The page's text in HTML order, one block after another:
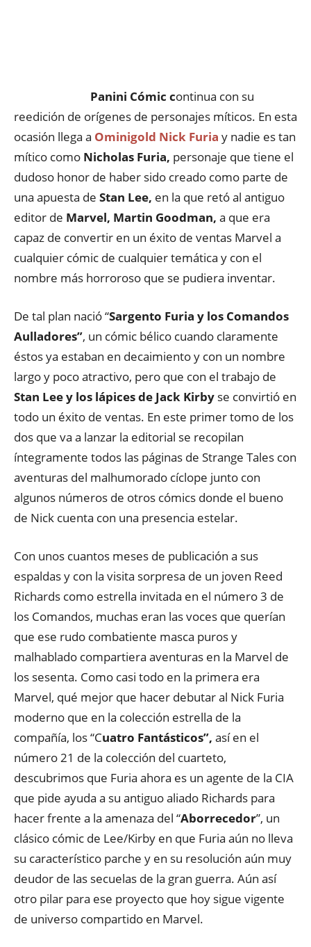
Panini Cómic continua con su
reedición de orígenes de personajes míticos. En esta
ocasión llega a Ominigold Nick Furia y nadie es tan
mítico como Nicholas Furia, personaje que tiene el
dudoso honor de haber sido creado como parte de
una apuesta de Stan Lee, en la que retó al antiguo
editor de Marvel, Martin Goodman, a que era
capaz de convertir en un éxito de ventas Marvel a
cualquier cómic de cualquier temática y con el
nombre más horroroso que se pudiera inventar.
De tal plan nació “Sargento Furia y los Comandos
Aulladores”, un cómic bélico cuando claramente
éstos ya estaban en decaimiento y con un nombre
largo y poco atractivo, pero que con el trabajo de
Stan Lee y los lápices de Jack Kirby se convirtió en
todo un éxito de ventas. En este primer tomo de los
dos que va a lanzar la editorial se recopilan
íntegramente todos las páginas de Strange Tales con
aventuras del malhumorado cíclope junto con
algunos números de otros cómics donde el bueno
de Nick cuenta con una presencia estelar.
Con unos cuantos meses de publicación a sus
espaldas y con la visita sorpresa de un joven Reed
Richards como estrella invitada en el número 3 de
los Comandos, muchas eran las voces que querían
que ese rudo combatiente masca puros y
malhablado compartiera aventuras en la Marvel de
los sesenta. Como casi todo en la primera era
Marvel, qué mejor que hacer debutar al Nick Furia
moderno que en la colección estrella de la
compañía, los “Cuatro Fantásticos”, así en el
número 21 de la colección del cuarteto,
descubrimos que Furia ahora es un agente de la CIA
que pide ayuda a su antiguo aliado Richards para
hacer frente a la amenaza del “Aborrecedor”, un
clásico cómic de Lee/Kirby en que Furia aún no lleva
su característico parche y en su resolución aún muy
deudor de las secuelas de la gran guerra. Aún así
otro pilar para ese proyecto que hoy sigue vigente
de universo compartido en Marvel.